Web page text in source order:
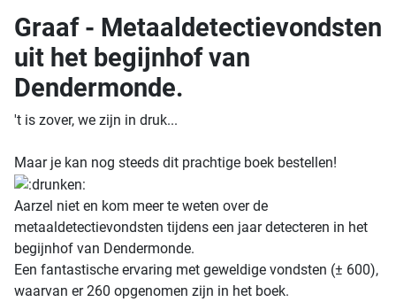
Graaf - Metaaldetectievondsten
uit het begijnhof van
Dendermonde.
't is zover, we zijn in druk...
Maar je kan nog steeds dit prachtige boek bestellen!
Aarzel niet en kom meer te weten over de
metaaldetectievondsten tijdens een jaar detecteren in het
begijnhof van Dendermonde.
Een fantastische ervaring met geweldige vondsten (± 600),
waarvan er 260 opgenomen zijn in het boek.